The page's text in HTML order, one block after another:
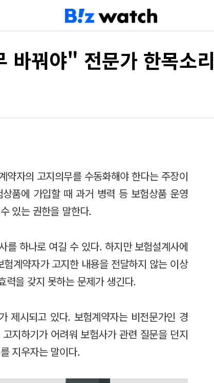
바꿔야" 전문가 한목소리
약자의 고지의무를 수동화해야 한다는 주장이
품에 가입할 때 과거 병력 등 보험상품 운영
있는 권한을 말한다.
를 하나로 여길 수 있다. 하지만 보험설계사에
계약자가 고지한 내용을 전달하지 않는 이상
력을 갖지 못하는 문제가 생긴다.
제시되고 있다. 보험계약자는 비전문가인 경
지하기가 어려워 보험사가 관련 질문을 던지
지우자는 말이다.